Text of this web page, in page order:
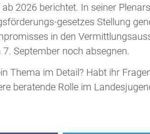
2026 berichtet. In seiner
gesetzes Stellung
in den
September noch absegnen.
Thema im Detail? Habt ihr
beratende Rolle im